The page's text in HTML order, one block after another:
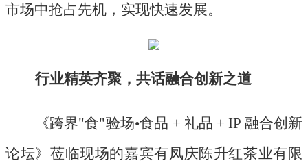
市场中抢占先机，实现快速发展。
行业精英齐聚，共话融合创新之道
《跨界"食"验场•食品 + 礼品 + IP 融合创新
论坛》莅临现场的嘉宾有凤庆陈升红茶业有限